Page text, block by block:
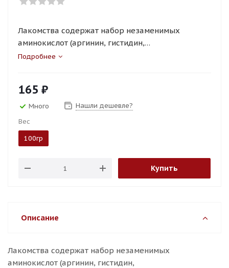
Лакомства содержат набор незаменимых
аминокислот (аргинин, гистидин,
лейцин, лизин, фенилаланин, треонин,
Подробнее
165 ₽
Много
Нашли дешевле?
Вес
100гр
Купить
Описание
Лакомства содержат набор незаменимых
аминокислот (аргинин, гистидин,